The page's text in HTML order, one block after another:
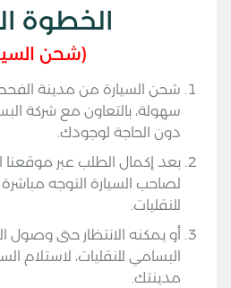
الخطوة
(شحن
شحن السيارة من مدينة
سهولة، بالتعاون مع شركة
دون الحاجة لوجودك.
بعد إكمال الطلب عبر موقعنا
لصاحب السيارة التوجه
للنقليات.
أو يمكنه الانتظار حتى وصول
البسامي للنقليات، لاستلام
مدينتك.